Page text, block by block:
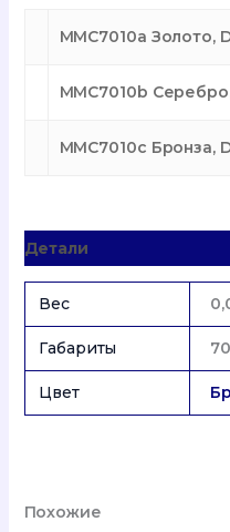
MMC7010a Золото,
MMC7010b
MMC7010c Бронза,
Детали
Вес
Габариты
Цвет
Похожие